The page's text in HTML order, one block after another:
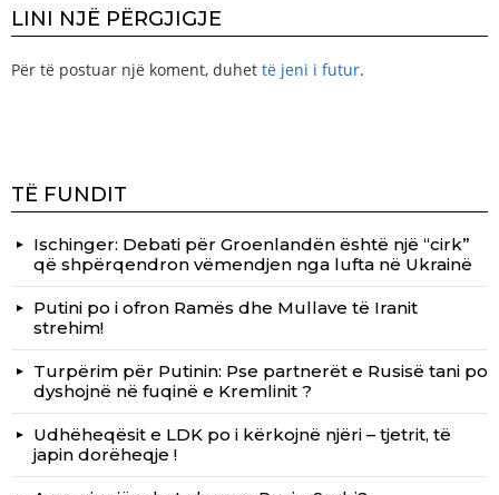
LINI NJË PËRGJIGJE
Për të postuar një koment, duhet të jeni i futur.
TË FUNDIT
Ischinger: Debati për Groenlandën është një “cirk”
që shpërqendron vëmendjen nga lufta në Ukrainë
Putini po i ofron Ramës dhe Mullave të Iranit
strehim!
Turpërim për Putinin: Pse partnerët e Rusisë tani po
dyshojnë në fuqinë e Kremlinit ?
Udhëheqësit e LDK po i kërkojnë njëri – tjetrit, të
japin dorëheqje !